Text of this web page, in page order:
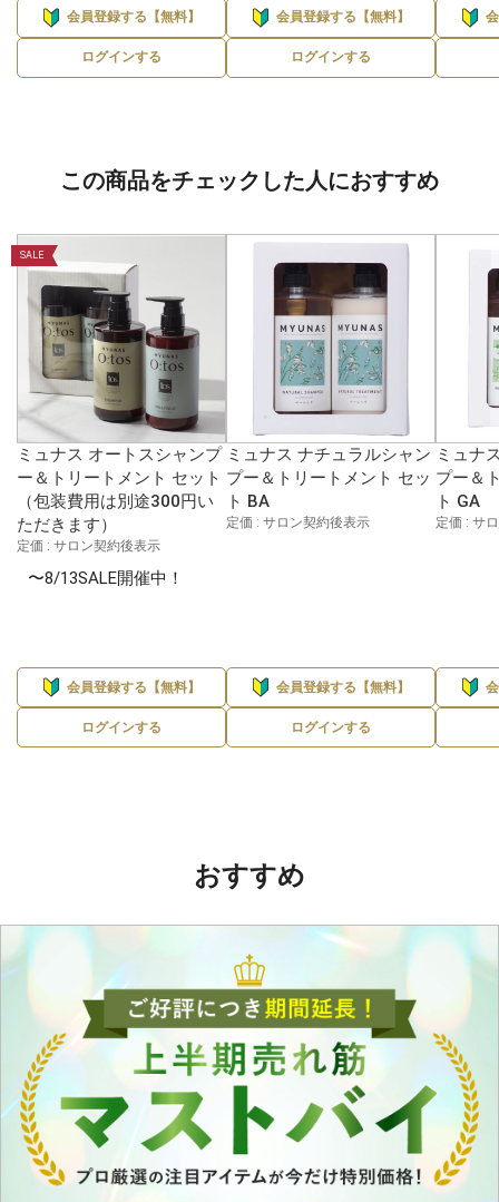
会員登録する【無料】
ログインする
会員登録する【無料】
ログインする
この商品をチェックした人におすすめ
SALE
ミュナス オートスシャンプ
ー＆トリートメント セット
（包装費用は別途300円い
ただきます）
定価 : サロン契約後表示
〜8/13SALE開催中！
会員登録する【無料】
ログインする
ミュナス ナチュラルシャン
プー＆トリートメント セッ
ト BA
定価 : サロン契約後表示
会員登録する【無料】
ログインする
ミュナ
プー＆
ト GA
定価 : サ
おすすめ